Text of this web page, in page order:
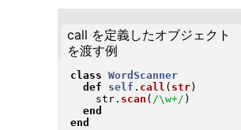
call を定義したオブジェクト
を渡す例
class WordScanner
def
self . call ( str)
    str
. scan ( /\w+/ )
end
end